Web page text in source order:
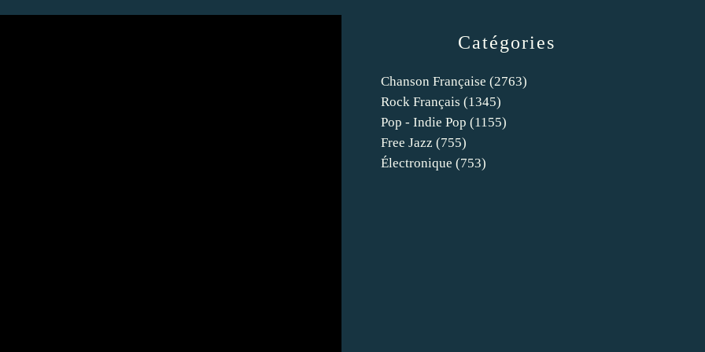
Catégories
Chanson Française (2763)
Rock Français (1345)
Pop - Indie Pop (1155)
Free Jazz (755)
Électronique (753)